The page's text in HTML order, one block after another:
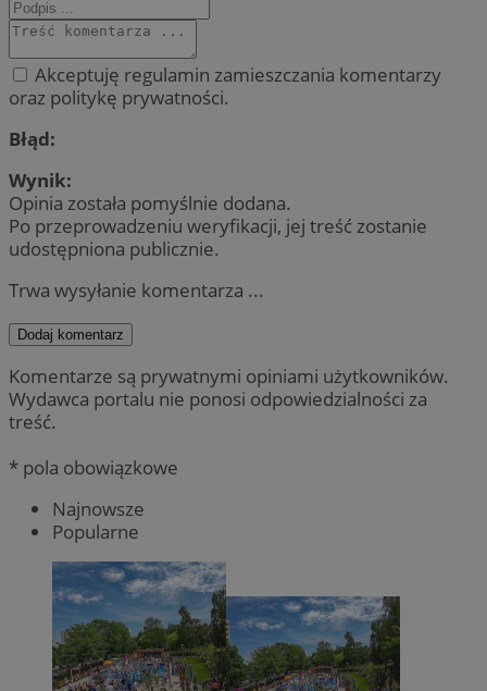
Akceptuję regulamin zamieszczania komentarzy
oraz politykę prywatności.
Błąd:
Wynik:
Opinia została pomyślnie dodana.
Po przeprowadzeniu weryfikacji, jej treść zostanie
udostępniona publicznie.
Trwa wysyłanie komentarza ...
Dodaj komentarz
Komentarze są prywatnymi opiniami użytkowników.
Wydawca portalu nie ponosi odpowiedzialności za
treść.
* pola obowiązkowe
Najnowsze
Popularne